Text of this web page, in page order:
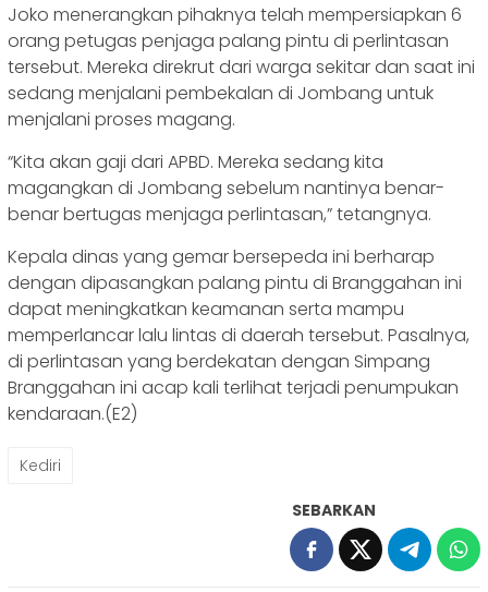
Joko menerangkan pihaknya telah mempersiapkan 6
orang petugas penjaga palang pintu di perlintasan
tersebut. Mereka direkrut dari warga sekitar dan saat ini
sedang menjalani pembekalan di Jombang untuk
menjalani proses magang.
“Kita akan gaji dari APBD. Mereka sedang kita
magangkan di Jombang sebelum nantinya benar-
benar bertugas menjaga perlintasan,” tetangnya.
Kepala dinas yang gemar bersepeda ini berharap
dengan dipasangkan palang pintu di Branggahan ini
dapat meningkatkan keamanan serta mampu
memperlancar lalu lintas di daerah tersebut. Pasalnya,
di perlintasan yang berdekatan dengan Simpang
Branggahan ini acap kali terlihat terjadi penumpukan
kendaraan.(E2)
Kediri
SEBARKAN